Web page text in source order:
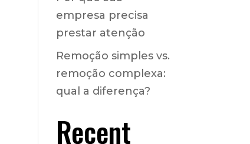
empresa precisa
prestar atenção
Remoção simples vs.
remoção complexa:
qual a diferença?
Recent